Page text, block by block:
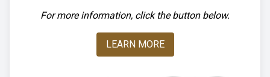
For more information, click the button below.
LEARN MORE